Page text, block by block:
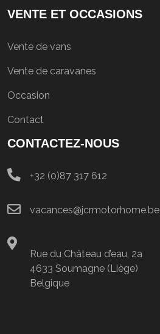
VENTE ET OCCASIONS
Vente de vans
Vente de caravanes
Occasion
Contact
CONTACTEZ-NOUS
+32 (0)87 317 612
vacances@jcrmotorhome.be
Rue du Château d’eau, 2a
4633 Soumagne (Liège)
Belgique